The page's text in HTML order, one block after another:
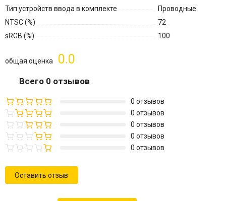
Тип устройств ввода в комплекте
Проводные
NTSC (%)
72
sRGB (%)
100
0.0
общая оценка
Всего 0 отзывов
0 отзывов
0 отзывов
0 отзывов
0 отзывов
0 отзывов
Оставить отзыв